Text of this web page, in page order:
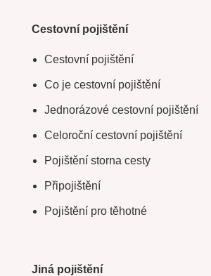
Cestovní pojištění
Cestovní pojištění
Co je cestovní pojištění
Jednorázové cestovní pojištění
Celoroční cestovní pojištění
Pojištění storna cesty
Připojištění
Pojištění pro těhotné
Jiná pojištění